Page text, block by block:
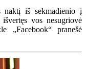
naktį iš sekmadienio į
vos nesugriovė
„Facebook“ pranešė